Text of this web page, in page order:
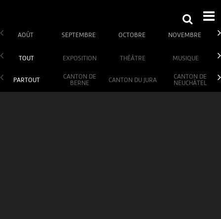
AOÛT SEPTEMBRE OCTOBRE NOVEMBRE
TOUT EXPOSITION THÉÂTRE MUSIQUE
PARTOUT
CANTON DE
BERNE
CANTON DU JURA
CANTON DE
NEUCHÂTEL